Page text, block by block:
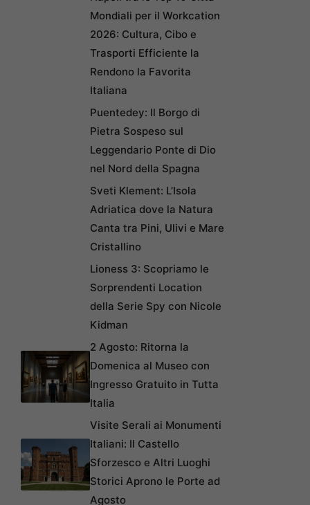
Mondiali per il Workcation
2026: Cultura, Cibo e
Trasporti Efficiente la
Rendono la Favorita
Italiana
Puentedey: Il Borgo di
Pietra Sospeso sul
Leggendario Ponte di Dio
nel Nord della Spagna
Sveti Klement: L’Isola
Adriatica dove la Natura
Canta tra Pini, Ulivi e Mare
Cristallino
Lioness 3: Scopriamo le
Sorprendenti Location
della Serie Spy con Nicole
Kidman
2 Agosto: Ritorna la
Domenica al Museo con
Ingresso Gratuito in Tutta
Italia
Visite Serali ai Monumenti
Italiani: Il Castello
Sforzesco e Altri Luoghi
Storici Aprono le Porte ad
Agosto